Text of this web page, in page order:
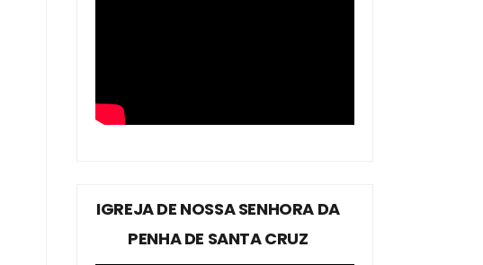
IGREJA DE NOSSA SENHORA DA
PENHA DE SANTA CRUZ